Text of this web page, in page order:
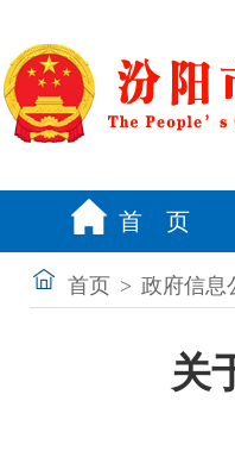
首 页
首页 > 政府信息
关